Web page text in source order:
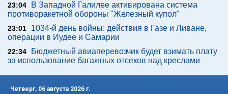
23:04
В Западной Галилее активирована система
противоракетной обороны "Железный купол"
23:01
1034-й день войны: действия в Газе и Ливане,
операции в Иудее и Самарии
22:34
Бюджетный авиаперевозчик будет взимать плату
за использование багажных отсеков над креслами
Четверг, 06 августа 2026 г.